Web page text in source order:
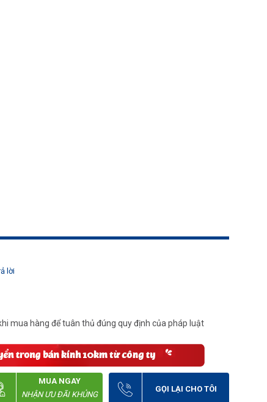
lời
mua hàng để tuân thủ đúng quy định của pháp luật
MUA NGAY
NHẬN ƯU ĐÃI KHỦNG
GỌI LẠI CHO TÔI